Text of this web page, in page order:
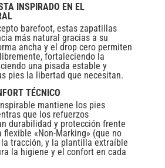
INSPIRADO EN EL
barefoot, estas zapatillas
más natural gracias a su
ancha y el drop cero permiten
fortaleciendo la
una pisada estable y
pies la libertad que necesitan.
TÉCNICO
mantiene los pies
que los refuerzos
durabilidad y protección frente
flexible «Non-Marking» (que no
tracción, y la plantilla extraíble
la higiene y el confort en cada